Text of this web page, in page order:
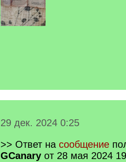
29 дек. 2024 0:25
>> Ответ на сообщение
GCanary от 28 мая 2024